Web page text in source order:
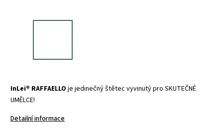
InLei® RAFFAELLO je jedinečný štětec vyvinutý pro SKUTEČNÉ
UMĚLCE!
Detailní informace